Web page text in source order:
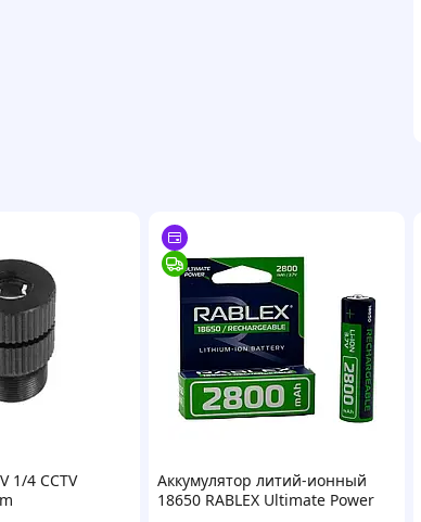
1/4 ССTV
Аккумулятор литий-ионный
18650 RABLEX Ultimate Power